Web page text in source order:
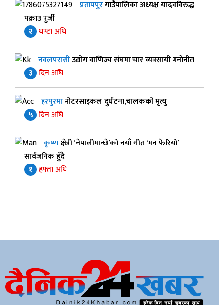
प्रतापपुरगाउँपालिका अध्यक्ष यादवविरुद्ध
पक्राउ पुर्जी
२ घण्टा अघि
नवलपरासीउद्योग वाणिज्य संघमा चार व्यवसायी मनोनीत
३ दिन अघि
हरपुरमामोटरसाइकल दुर्घटना,चालकको मृत्यु
५ दिन अघि
कृष्णक्षेत्री ‘नेपालीमान्छे’को नयाँ गीत ‘मन फेरियो’
सार्वजनिक हुँदै
१ हफ्ता अघि